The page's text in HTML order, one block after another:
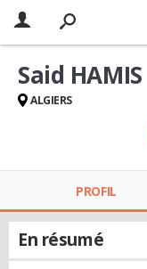
Said HAMIS
ALGIERS
PROFIL
En résumé